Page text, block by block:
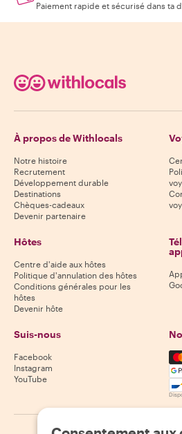
Paiement rapide et sécurisé dans ta
À propos de Withlocals
Notre histoire
Recrutement
Développement durable
Destinations
Chèques-cadeaux
Devenir partenaire
Hôtes
Centre d'aide aux hôtes
Politique d'annulation des hôtes
Conditions générales pour les
hôtes
Devenir hôte
Suis-nous
Facebook
Instagram
YouTube